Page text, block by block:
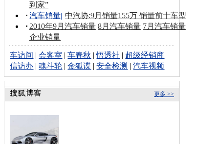
到家”
汽车销量| 中汽协:9月销量155万 销量前十车型
2010年9月汽车销量 8月汽车销量 7月汽车销量
企业销量
车访间 |会客室 |车春秋 |悟透社 | 超级经销商
信访办 |魂斗轮 |金狐谍 |安全检测 |汽车视频
更多 >>